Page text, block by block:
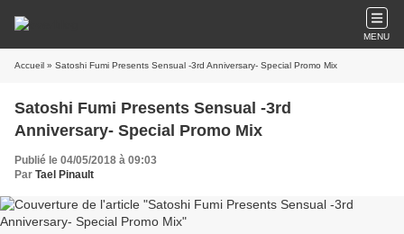
MENU
Accueil » Satoshi Fumi Presents Sensual -3rd Anniversary- Special Promo Mix
Satoshi Fumi Presents Sensual -3rd
Anniversary- Special Promo Mix
Publié le 04/05/2018 à 09:03
Par Tael Pinault